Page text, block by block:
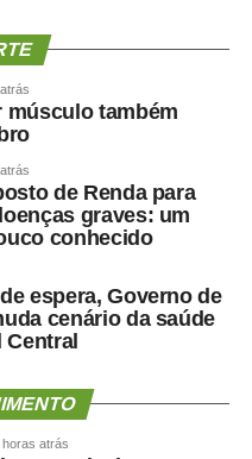
músculo também
de Renda para
graves: um
conhecido
espera, Governo de
cenário da saúde
Central
horas atrás